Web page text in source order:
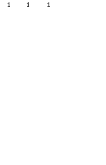
1 1 1